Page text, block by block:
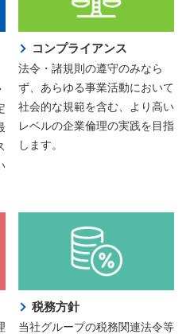
コンプライアンス
法令・諸規則の遵守のみなら
ず、あらゆる事業活動において
社会的な規範を含む、より高い
レベルの企業倫理の実践を目指
します。
税務方針
当社グループの税務関連法令等